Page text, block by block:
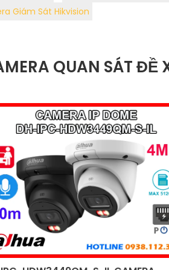
Giám Sát Hikvision
QUAN SÁT ĐỀ